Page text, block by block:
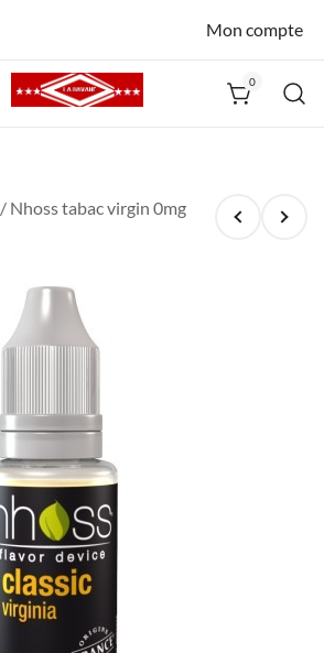
Mon compte
0
/ Nhoss tabac virgin 0mg